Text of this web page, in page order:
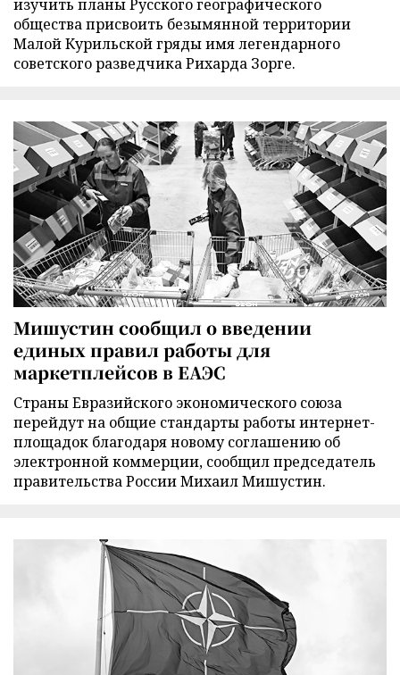
изучить планы Русского географического
общества присвоить безымянной территории
Малой Курильской гряды имя легендарного
советского разведчика Рихарда Зорге.
Мишустин сообщил о введении
единых правил работы для
маркетплейсов в ЕАЭС
Страны Евразийского экономического союза
перейдут на общие стандарты работы интернет-
площадок благодаря новому соглашению об
электронной коммерции, сообщил председатель
правительства России Михаил Мишустин.